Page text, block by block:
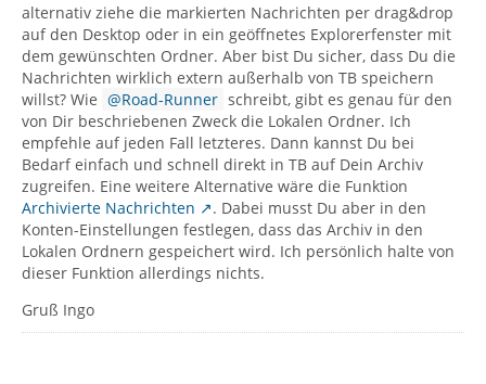
alternativ ziehe die markierten Nachrichten per drag&drop
auf den Desktop oder in ein geöffnetes Explorerfenster mit
dem gewünschten Ordner. Aber bist Du sicher, dass Du die
Nachrichten wirklich extern außerhalb von TB speichern
willst? Wie
Road-Runner schreibt, gibt es genau für den
von Dir beschriebenen Zweck die Lokalen Ordner. Ich
empfehle auf jeden Fall letzteres. Dann kannst Du bei
Bedarf einfach und schnell direkt in TB auf Dein Archiv
zugreifen. Eine weitere Alternative wäre die Funktion
Archivierte Nachrichten
. Dabei musst Du aber in den
Konten-Einstellungen festlegen, dass das Archiv in den
Lokalen Ordnern gespeichert wird. Ich persönlich halte von
dieser Funktion allerdings nichts.
Gruß Ingo